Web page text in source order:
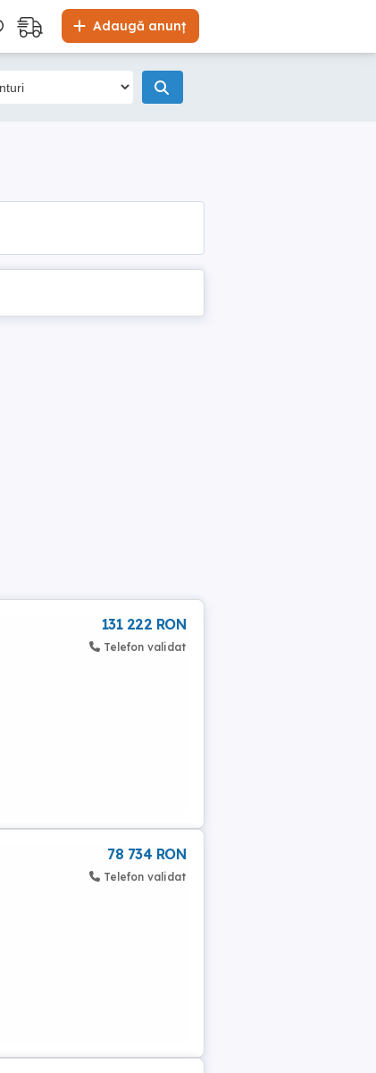
Adaugă anunț
131 222 RON
Telefon validat
78 734 RON
Telefon validat